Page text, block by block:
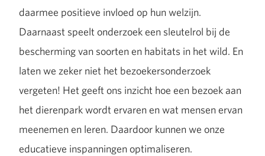
daarmee positieve invloed op hun welzijn.
Daarnaast speelt onderzoek een sleutelrol bij de
bescherming van soorten en habitats in het wild. En
laten we zeker niet het bezoekersonderzoek
vergeten! Het geeft ons inzicht hoe een bezoek aan
het dierenpark wordt ervaren en wat mensen ervan
meenemen en leren. Daardoor kunnen we onze
educatieve inspanningen optimaliseren.